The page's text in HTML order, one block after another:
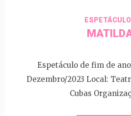
Espetáculo de fim de
Dezembro/2023 Local:
Cubas